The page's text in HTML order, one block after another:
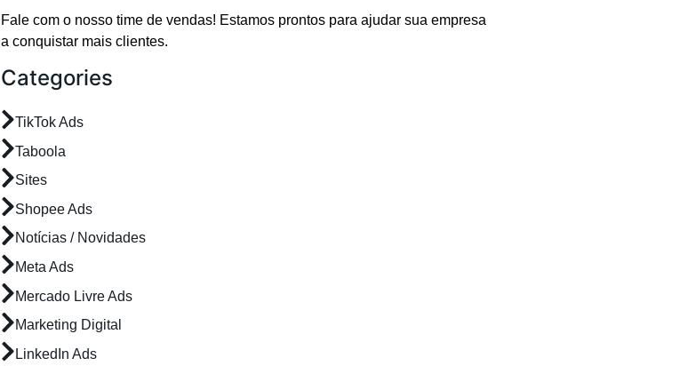
Fale com o nosso time de vendas! Estamos prontos para ajudar sua empresa
a conquistar mais clientes.
Categories
TikTok Ads
Taboola
Sites
Shopee Ads
Notícias / Novidades
Meta Ads
Mercado Livre Ads
Marketing Digital
LinkedIn Ads